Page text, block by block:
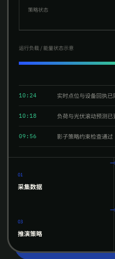
策略状态
运行负载 / 能量状态示意
10:24 实时点位与设备回执已
10:18 负荷与光伏滚动预测已
09:56 影子策略约束检查通过
01
采集数据
03
推演策略